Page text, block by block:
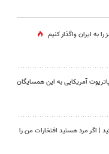
به ایران واگذار کنیم
آمریکایی به این همسایگان
| اگر مرد هستید افتخارات من را